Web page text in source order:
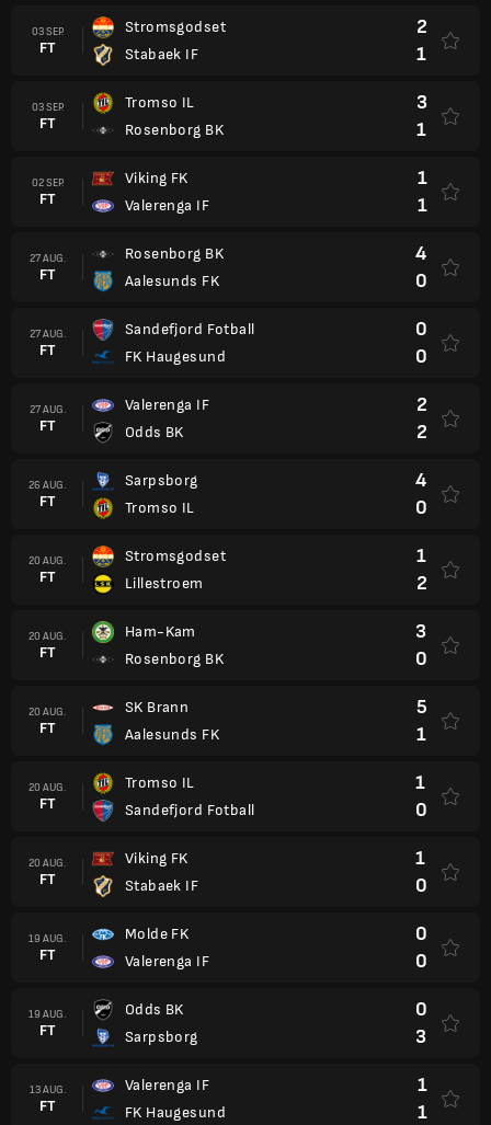
03 SEP.
FT
Stromsgodset
Stabaek IF
2
1
03 SEP.
FT
Tromso IL
Rosenborg BK
3
1
02 SEP.
FT
Viking FK
Valerenga IF
1
1
27 AUG.
FT
Rosenborg BK
Aalesunds FK
4
0
27 AUG.
FT
Sandefjord Fotball
FK Haugesund
0
0
27 AUG.
FT
Valerenga IF
Odds BK
2
2
26 AUG.
FT
Sarpsborg
Tromso IL
4
0
20 AUG.
FT
Stromsgodset
Lillestroem
1
2
20 AUG.
FT
Ham-Kam
Rosenborg BK
3
0
20 AUG.
FT
SK Brann
Aalesunds FK
5
1
20 AUG.
FT
Tromso IL
Sandefjord Fotball
1
0
20 AUG.
FT
Viking FK
Stabaek IF
1
0
19 AUG.
FT
Molde FK
Valerenga IF
0
0
19 AUG.
FT
Odds BK
Sarpsborg
0
3
13 AUG.
FT
Valerenga IF
FK Haugesund
1
1